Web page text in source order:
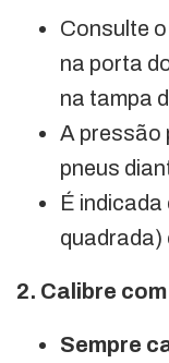
Consulte
na porta
na tampa
A pressão
pneus
É indicada
quadrada)
2. Calibre
Sempre